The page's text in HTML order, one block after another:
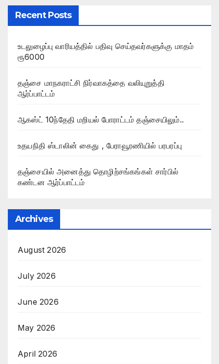
Recent Posts
உடலுழைப்பு வாரியத்தில் பதிவு செய்தவர்களுக்கு மாதம்
ரூ6000
தஞ்சை மாநகராட்சி நிர்வாகத்தை வலியுறுத்தி
ஆர்ப்பாட்டம்
ஆகஸ்ட் 10ந்தேதி மறியல் போராட்டம் தஞ்சையிலும்..
உதயநிதி ஸ்டாலின் கைது , பேராவூரணியில் பரபரப்பு
தஞ்சையில் அனைத்து தொழிற்சங்கங்கள் சார்பில்
கண்டன ஆர்ப்பாட்டம்
Archives
August 2026
July 2026
June 2026
May 2026
April 2026